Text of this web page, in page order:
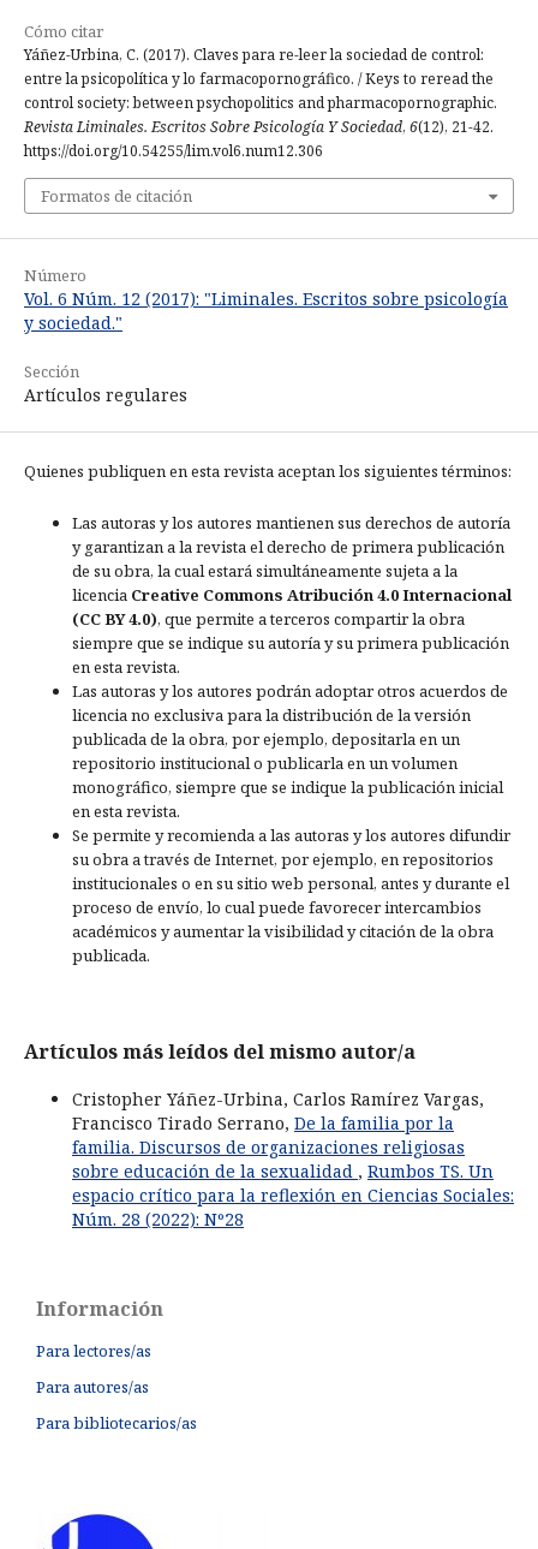
Cómo citar
Yáñez-Urbina, C. (2017). Claves para re-leer la sociedad de control:
entre la psicopolítica y lo farmacopornográfico. / Keys to reread the
control society: between psychopolitics and pharmacopornographic.
Revista Liminales. Escritos Sobre Psicología Y Sociedad, 6(12), 21-42.
https://doi.org/10.54255/lim.vol6.num12.306
Formatos de citación
Número
Vol. 6 Núm. 12 (2017): "Liminales. Escritos sobre psicología
y sociedad."
Sección
Artículos regulares
Quienes publiquen en esta revista aceptan los siguientes términos:
Las autoras y los autores mantienen sus derechos de autoría
y garantizan a la revista el derecho de primera publicación
de su obra, la cual estará simultáneamente sujeta a la
licencia Creative Commons Atribución 4.0 Internacional
(CC BY 4.0), que permite a terceros compartir la obra
siempre que se indique su autoría y su primera publicación
en esta revista.
Las autoras y los autores podrán adoptar otros acuerdos de
licencia no exclusiva para la distribución de la versión
publicada de la obra, por ejemplo, depositarla en un
repositorio institucional o publicarla en un volumen
monográfico, siempre que se indique la publicación inicial
en esta revista.
Se permite y recomienda a las autoras y los autores difundir
su obra a través de Internet, por ejemplo, en repositorios
institucionales o en su sitio web personal, antes y durante el
proceso de envío, lo cual puede favorecer intercambios
académicos y aumentar la visibilidad y citación de la obra
publicada.
Artículos más leídos del mismo autor/a
Cristopher Yáñez-Urbina, Carlos Ramírez Vargas,
Francisco Tirado Serrano, De la familia por la
familia. Discursos de organizaciones religiosas
sobre educación de la sexualidad , Rumbos TS. Un
espacio crítico para la reflexión en Ciencias Sociales:
Núm. 28 (2022): Nº28
Información
Para lectores/as
Para autores/as
Para bibliotecarios/as